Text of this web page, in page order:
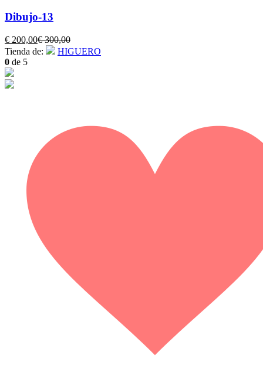
Dibujo-13
€ 200,00El
precio
€300,00El
precio
Tienda de:
HIGUERO
0 de 5